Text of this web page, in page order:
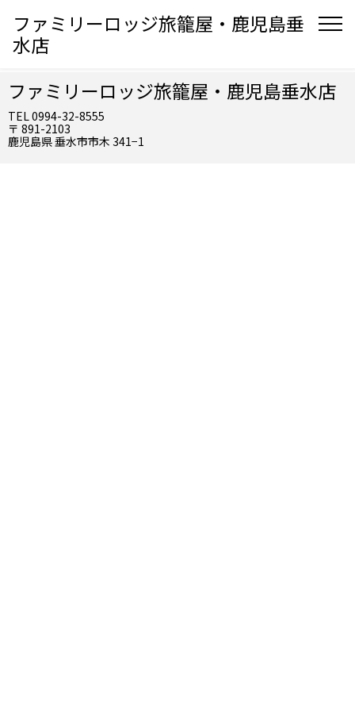
ファミリーロッジ旅籠屋・鹿児島垂
水店
ファミリーロッジ旅籠屋・鹿児島垂水店
TEL 0994-32-8555
〒 891-2103
鹿児島県 垂水市市木 341−1